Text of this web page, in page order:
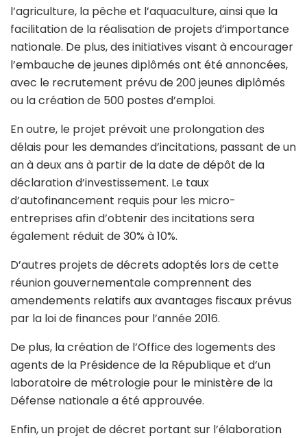
l’agriculture, la pêche et l’aquaculture, ainsi que la
facilitation de la réalisation de projets d’importance
nationale. De plus, des initiatives visant à encourager
l’embauche de jeunes diplômés ont été annoncées,
avec le recrutement prévu de 200 jeunes diplômés
ou la création de 500 postes d’emploi.
En outre, le projet prévoit une prolongation des
délais pour les demandes d’incitations, passant de un
an à deux ans à partir de la date de dépôt de la
déclaration d’investissement. Le taux
d’autofinancement requis pour les micro-
entreprises afin d’obtenir des incitations sera
également réduit de 30% à 10%.
D’autres projets de décrets adoptés lors de cette
réunion gouvernementale comprennent des
amendements relatifs aux avantages fiscaux prévus
par la loi de finances pour l’année 2016.
De plus, la création de l’Office des logements des
agents de la Présidence de la République et d’un
laboratoire de métrologie pour le ministère de la
Défense nationale a été approuvée.
Enfin, un projet de décret portant sur l’élaboration